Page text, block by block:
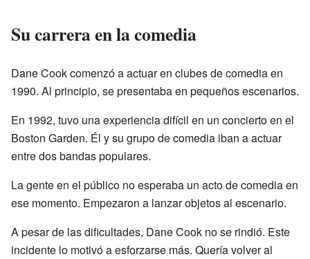
Su carrera en la comedia
Dane Cook comenzó a actuar en clubes de comedia en
1990. Al principio, se presentaba en pequeños escenarios.
En 1992, tuvo una experiencia difícil en un concierto en el
Boston Garden. Él y su grupo de comedia iban a actuar
entre dos bandas populares.
La gente en el público no esperaba un acto de comedia en
ese momento. Empezaron a lanzar objetos al escenario.
A pesar de las dificultades, Dane Cook no se rindió. Este
incidente lo motivó a esforzarse más. Quería volver al